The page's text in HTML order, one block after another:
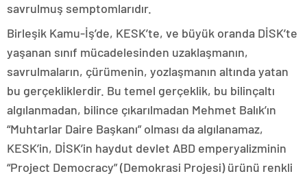
savrulmuş semptomlarıdır.
Birleşik Kamu-İş’de, KESK’te, ve büyük oranda DİSK’te
yaşanan sınıf mücadelesinden uzaklaşmanın,
savrulmaların, çürümenin, yozlaşmanın altında yatan
bu gerçekliklerdir. Bu temel gerçeklik, bu bilinçaltı
algılanmadan, bilince çıkarılmadan Mehmet Balık’ın
“Muhtarlar Daire Başkanı” olması da algılanamaz,
KESK’in, DİSK’in haydut devlet ABD emperyalizminin
“Project Democracy” (Demokrasi Projesi) ürünü renkli